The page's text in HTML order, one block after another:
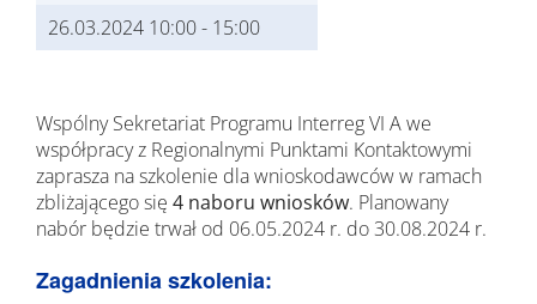
26.03.2024 10:00- 15:00
Wspólny Sekretariat Programu Interreg VI A we
współpracy z Regionalnymi Punktami Kontaktowymi
zaprasza na szkolenie dla wnioskodawców w ramach
zbliżającego się 4 naboru wniosków. Planowany
nabór będzie trwał od 06.05.2024 r. do 30.08.2024 r.
Zagadnienia szkolenia: